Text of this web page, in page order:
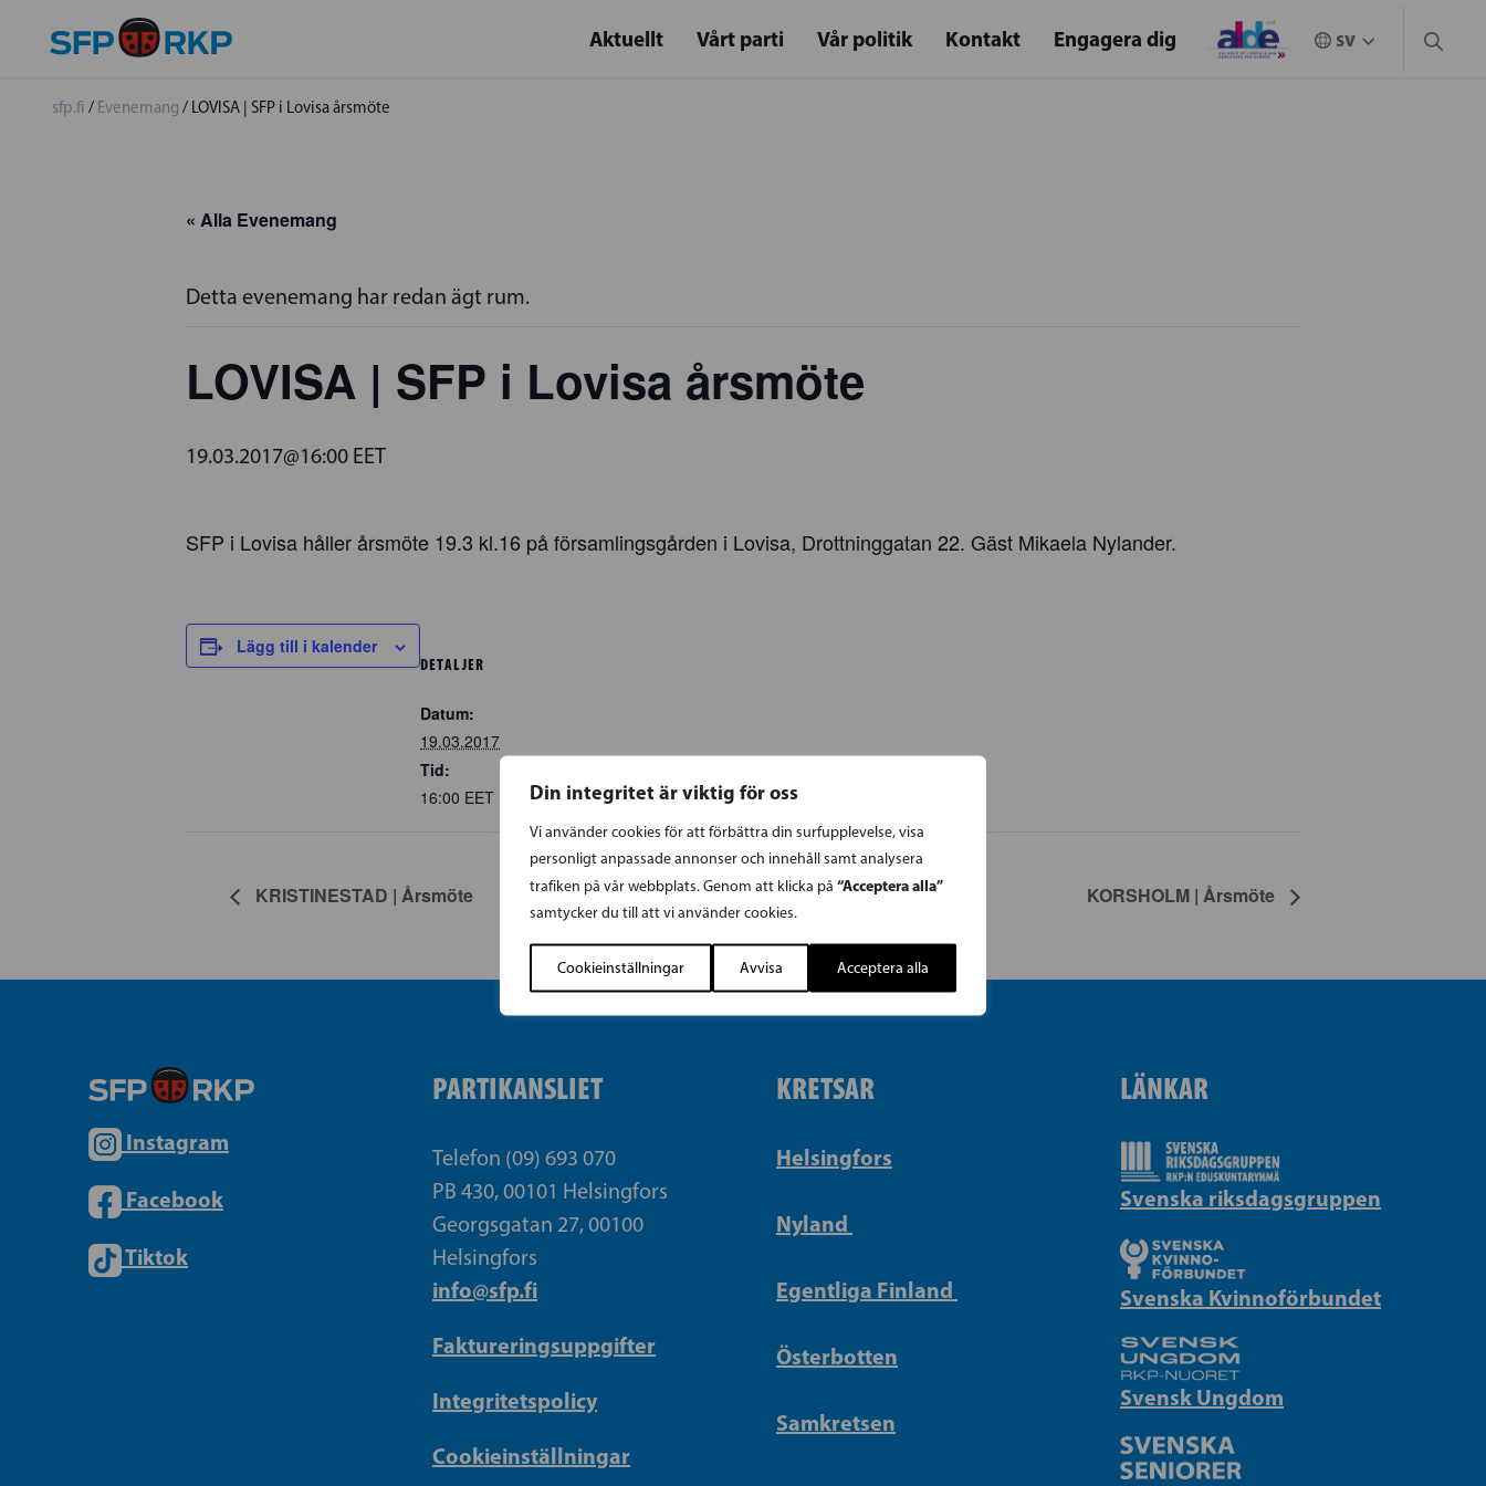
Din integritet är viktig för oss
Vi använder cookies för att förbättra din surfupplevelse, visa
personligt anpassade annonser och innehåll samt analysera
trafiken på vår webbplats. Genom att klicka på “Acceptera alla”
samtycker du till att vi använder cookies.
Cookieinställningar Avvisa Acceptera alla
Aktuellt Vårt parti Vår politik Kontakt Engagera dig
sfp.fi / Evenemang / LOVISA | SFP i Lovisa årsmöte
« Alla Evenemang
Detta evenemang har redan ägt rum.
LOVISA | SFP i Lovisa årsmöte
19.03.2017@16:00 EET
SFP i Lovisa håller årsmöte 19.3 kl.16 på församlingsgården i Lovisa, Drottninggatan 22. Gäst Mikaela Nylander.
Lägg till i kalender
DETALJER
Datum:
19.03.2017
Tid:
16:00 EET
KRISTINESTAD | Årsmöte KORSHOLM | Årsmöte
Instagram
Facebook
Tiktok
PARTIKANSLIET
Telefon (09) 693 070
PB 430, 00101 Helsingfors
Georgsgatan 27, 00100
Helsingfors
info@sfp.fi
Faktureringsuppgifter
Integritetspolicy
Cookieinställningar
KRETSAR
Helsingfors
Nyland
Egentliga Finland
Österbotten
Samkretsen
LÄNKAR
Svenska riksdagsgruppen
Svenska Kvinnoförbundet
Svensk Ungdom